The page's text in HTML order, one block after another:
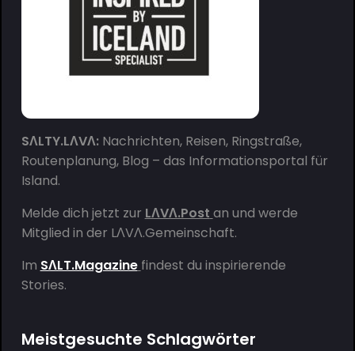
SΛLTY.LΛVΛ:Nachrichten, Reisen, Ringstraße,
Routenplanung, Blog – das Informationsportal für
Island.
Melde dich jetzt zur LΛVΛ.Post an und werde
Mitglied in der LΛVΛ.Gemeinschaft.
Im SΛLT.Magazine findest du inspirierende
Stories.
Meistgesuchte Schlagwörter